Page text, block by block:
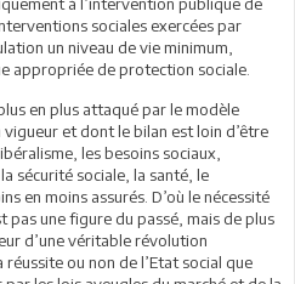
sociales exercées par
un niveau de vie minimum,
appropriée de protection sociale.
en plus attaqué par le modèle
et dont le bilan est loin d’être
les besoins sociaux,
sécurité sociale, la santé, le
en moins assurés. D’où le nécessité
pas une figure du passé, mais de plus
d’une véritable révolution
réussite ou non de l’Etat social que